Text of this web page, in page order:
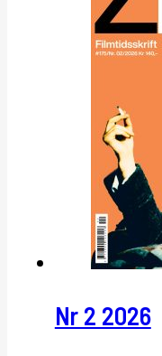
Nr 2 2026